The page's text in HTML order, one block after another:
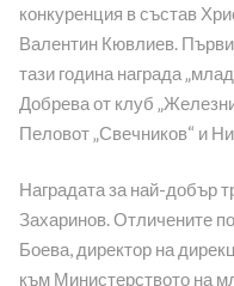
конкуренция в състав
Валентин Кювлиев.
тази година награда
Добрева от клуб
Пеловот „Свечников“ и
Наградата за най-добър
Захаринов. Отличените
Боева, директор на
към Министерството на